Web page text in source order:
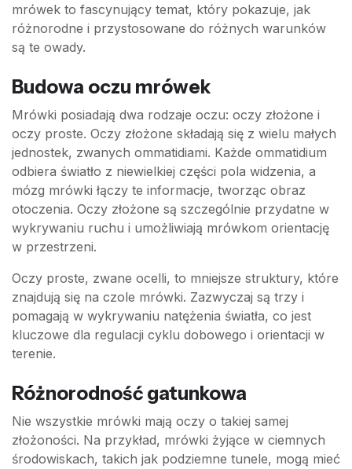
mrówek to fascynujący temat, który pokazuje, jak
różnorodne i przystosowane do różnych warunków
są te owady.
Budowa oczu mrówek
Mrówki posiadają dwa rodzaje oczu: oczy złożone i
oczy proste. Oczy złożone składają się z wielu małych
jednostek, zwanych ommatidiami. Każde ommatidium
odbiera światło z niewielkiej części pola widzenia, a
mózg mrówki łączy te informacje, tworząc obraz
otoczenia. Oczy złożone są szczególnie przydatne w
wykrywaniu ruchu i umożliwiają mrówkom orientację
w przestrzeni.
Oczy proste, zwane ocelli, to mniejsze struktury, które
znajdują się na czole mrówki. Zazwyczaj są trzy i
pomagają w wykrywaniu natężenia światła, co jest
kluczowe dla regulacji cyklu dobowego i orientacji w
terenie.
Różnorodność gatunkowa
Nie wszystkie mrówki mają oczy o takiej samej
złożoności. Na przykład, mrówki żyjące w ciemnych
środowiskach, takich jak podziemne tunele, mogą mieć